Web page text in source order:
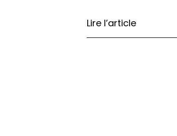
Lire l’article